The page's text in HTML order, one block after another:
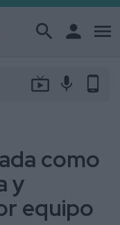
search person menu
live_tv mic phone_android
como
y
equipo